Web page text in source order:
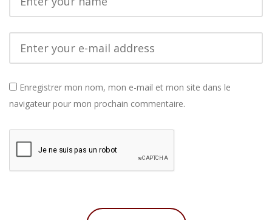
Enregistrer mon nom, mon e-mail et mon site dans le
navigateur pour mon prochain commentaire.